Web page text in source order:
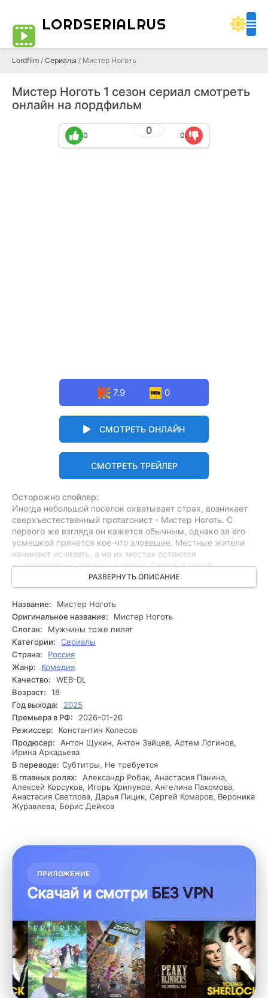
LORDSERIALRUS
Lordfilm / Сериалы / Мистер Ноготь
Мистер Ноготь 1 сезон сериал смотреть
онлайн на лордфильм
0
0 0
7.9 0
СМОТРЕТЬ ОНЛАЙН
СМОТРЕТЬ ТРЕЙЛЕР
Осторожно спойлер:
Иногда небольшой поселок охватывает страх, возникает
сверхъестественный протагонист - Мистер Ноготь. С
первого же взгляда он кажется обычным, однако за его
усмешкой прячется кое-что зловещее. Местные жители
начинают исчезать, а на их местах остаются
исключительно странные следы. Главный герой,
сопливый пинкертон по имени Макс, решает разобраться
в происходящем и раскрыть загадку таинственного
незнакомца. В ходе расследования Максим сталкивается
с множеством препятствий: недоверчивыми соседями,
пугающими баснями и собственными страхами. Чем
глубже он погружается в тайны Мистера Ногтя, тем
больше понимает, что дело касается не только жизней
жителей, но и его собственной души. Конъюнктура
накаляется, иногда Максим находит улики,
подтверждающие ужасающую правду, и вскоре осознает,
что времени остается совсем немного. Что произойдет,
если он не успеет остановить Мистера Ногтя?
РАЗВЕРНУТЬ ОПИСАНИЕ
Название:
Мистер Ноготь
Оригинальное название:
Мистер Ноготь
Слоган:
Мужчины тоже пилят
Категории:
Сериалы
Страна:
Россия
Жанр:
Комедия
Качество:
WEB-DL
Возраст:
18
Год выхода:
2025
Премьера в РФ:
2026-01-26
Режиссер:
Константин Колесов
Продюсер:
Антон Щукин, Антон Зайцев, Артем Логинов,
Ирина Аркадьева
В переводе: Субтитры, Не требуется
В главных ролях:
Александр Робак, Анастасия Панина,
Алексей Корсуков, Игорь Хрипунов, Ангелина Пахомова,
Анастасия Светлова, Дарья Пицик, Сергей Комаров, Вероника
Журавлева, Борис Дейков
ПРИЛОЖЕНИЕ
Скачай и смотри БЕЗ VPN